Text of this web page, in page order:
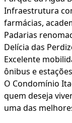
Infraestrutura
farmácias,
Padarias
Delícia das
Excelente
ônibus e
O Condomínio
quem deseja
uma das